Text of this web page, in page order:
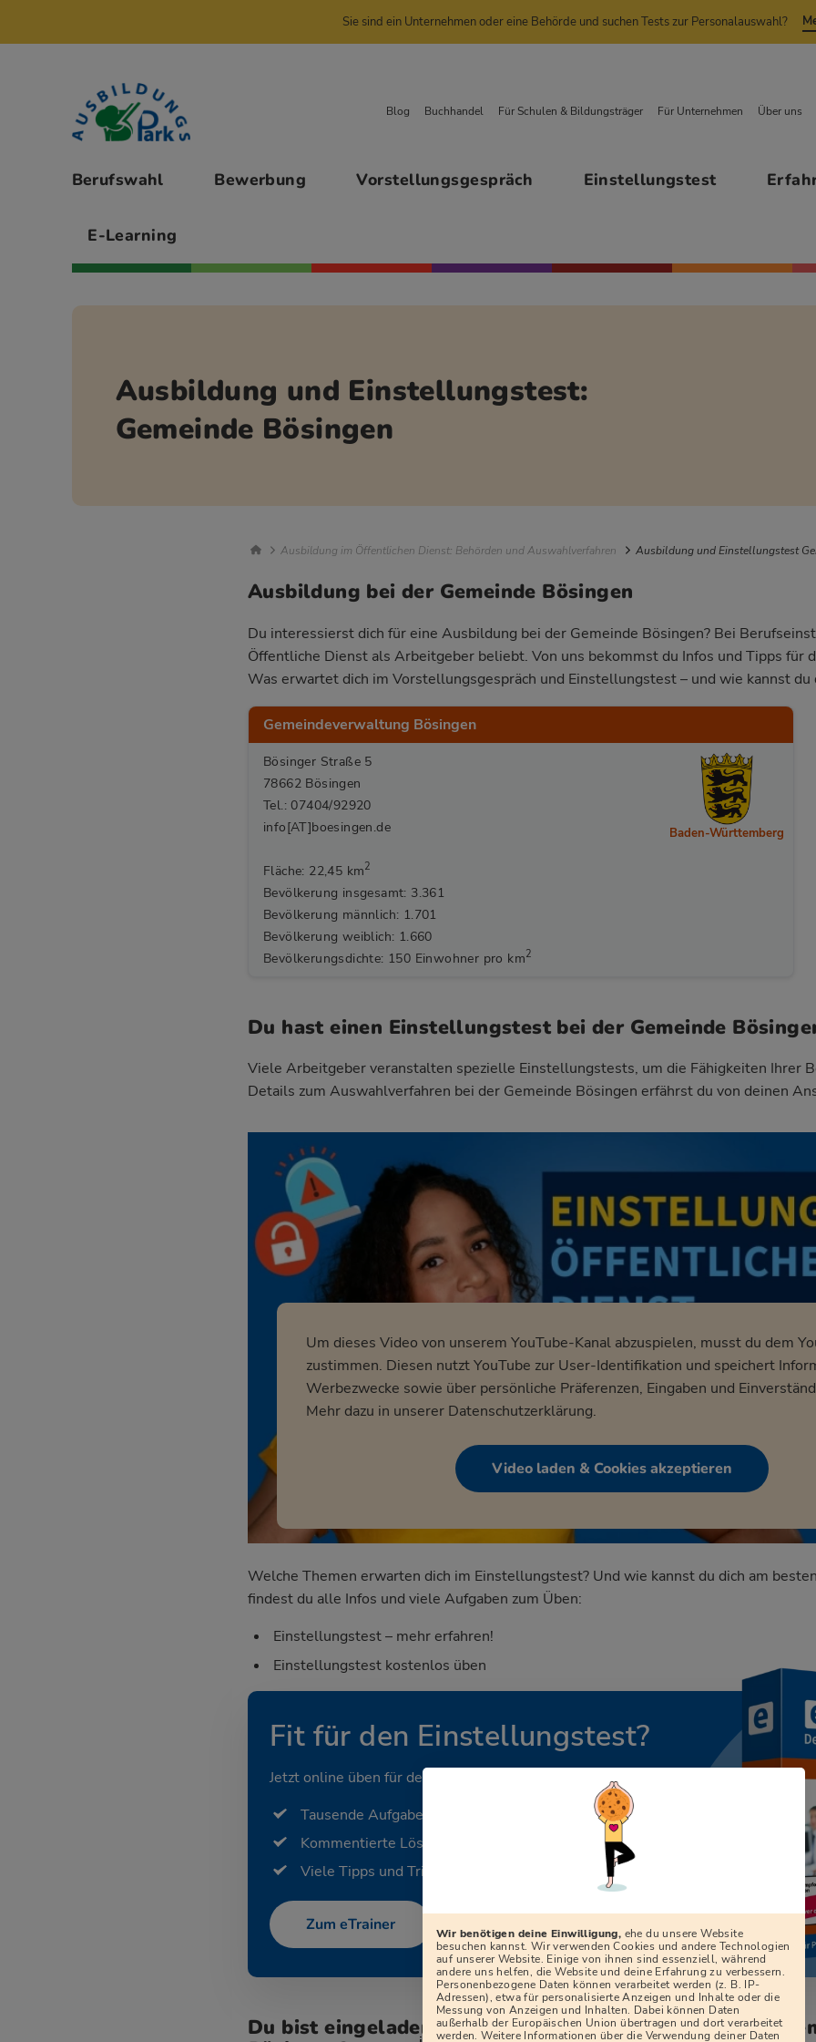
Sie sind ein Unternehmen oder eine Behörde und suchen Tests zur Personalauswahl?
Berufswahl Bewerbung Vorstellungsgespräch Einstellungstest
E-Learning
Blog Buchhandel Für Schulen & Bildungsträger Für Unternehmen Über uns
Ausbildung und Einstellungstest:
Gemeinde Bösingen
Breadcrumb Navigation
Ausbildung im Öffentlichen Dienst: Behörden und Auswahlverfahren Ausbildung und Einstellungstest
Ausbildung bei der Gemeinde Bösingen
Du interessierst dich für eine Ausbildung bei der Gemeinde Bösingen? Bei
Öffentliche Dienst als Arbeitgeber beliebt. Von uns bekommst du Infos und Tipps für
Was erwartet dich im Vorstellungsgespräch und Einstellungstest – und wie kannst du
Gemeindeverwaltung Bösingen
Bösinger Straße 5
78662 Bösingen
Tel.: 07404/92920
info[AT]boesingen.de
Fläche: 22,45 km2
Bevölkerung insgesamt: 3.361
Bevölkerung männlich: 1.701
Bevölkerung weiblich: 1.660
Bevölkerungsdichte: 150 Einwohner pro km2
Baden-Württemberg
Du hast einen Einstellungstest bei der Gemeinde
Viele Arbeitgeber veranstalten spezielle Einstellungstests, um die Fähigkeiten Ihrer
Details zum Auswahlverfahren bei der Gemeinde Bösingen erfährst du von deinen
Um dieses Video von unserem YouTube-Kanal abzuspielen, musst du dem
zustimmen. Diesen nutzt YouTube zur User-Identifikation und speichert
Werbezwecke sowie über persönliche Präferenzen, Eingaben und
Mehr dazu in unserer Datenschutzerklärung.
Video laden & Cookies akzeptieren
Welche Themen erwarten dich im Einstellungstest? Und wie kannst du dich am
findest du alle Infos und viele Aufgaben zum Üben:
Einstellungstest – mehr erfahren!
Einstellungstest kostenlos üben
Fit für den Einstellungstest?
Jetzt online üben für deinen Beruf.
Tausende Aufgaben
Kommentierte Lösungen
Viele Tipps und Tricks
Zum eTrainer
Du bist eingeladen zum Vorstellungsgespräch bei der
Wir benötigen deine Einwilligung, ehe du unsere Website
besuchen kannst. Wir verwenden Cookies und andere Technologien
auf unserer Website. Einige von ihnen sind essenziell, während
andere uns helfen, die Website und deine Erfahrung zu verbessern.
Personenbezogene Daten können verarbeitet werden (z. B. IP-
Adressen), etwa für personalisierte Anzeigen und Inhalte oder die
Messung von Anzeigen und Inhalten. Dabei können Daten
außerhalb der Europäischen Union übertragen und dort verarbeitet
werden. Weitere Informationen über die Verwendung deiner Daten